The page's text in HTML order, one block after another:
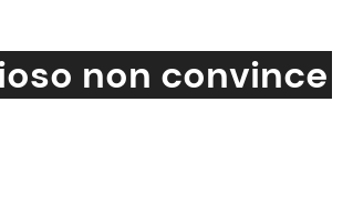
non convince